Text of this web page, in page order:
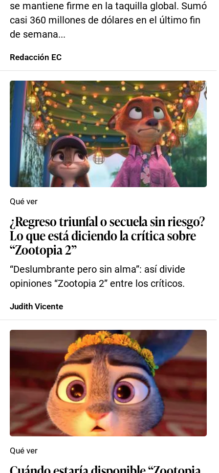
se mantiene firme en la taquilla global. Sumó
casi 360 millones de dólares en el último fin
de semana...
Redacción EC
¿Regreso triunfal o secuela sin riesgo?
Lo que está diciendo la crítica sobre
“Zootopia 2”
“Deslumbrante pero sin alma”: así divide
opiniones “Zootopia 2” entre los críticos.
Qué ver
Judith Vicente
Qué ver